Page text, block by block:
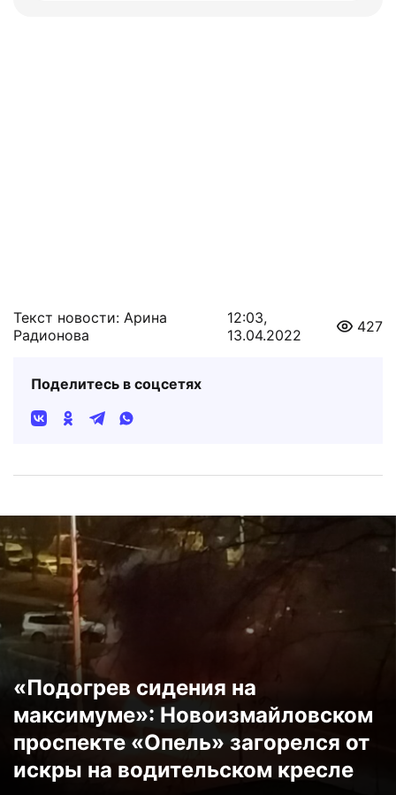
Текст новости: Арина
Радионова
12:03,
13.04.2022
427
Поделитесь в соцсетях
«Подогрев сидения на
максимуме»: Новоизмайловском
проспекте «Опель» загорелся от
искры на водительском кресле